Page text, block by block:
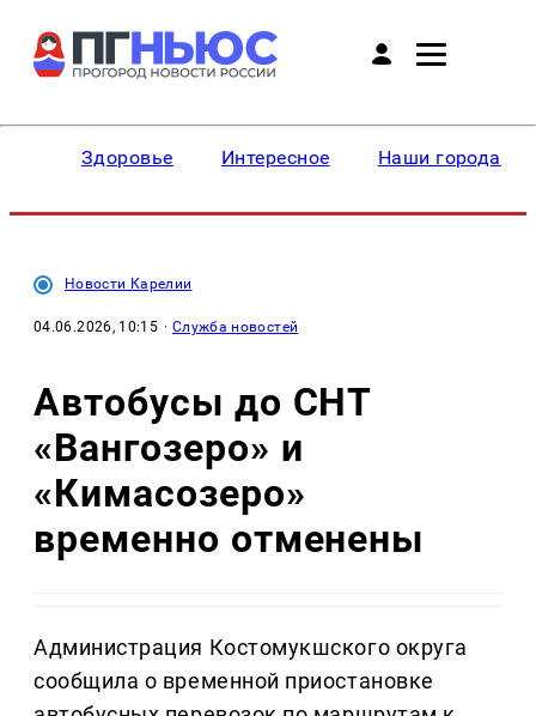
Здоровье Интересное Наши города
Новости Карелии
04.06.2026, 10:15 · Служба новостей
Автобусы до СНТ
«Вангозеро» и
«Кимасозеро»
временно отменены
Администрация Костомукшского округа
сообщила о временной приостановке